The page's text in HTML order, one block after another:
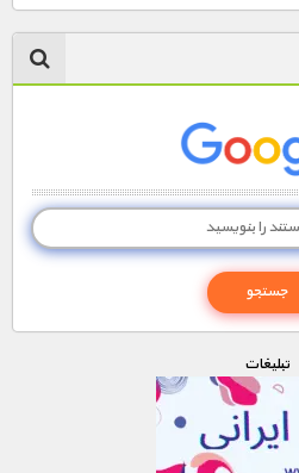
تبليغات